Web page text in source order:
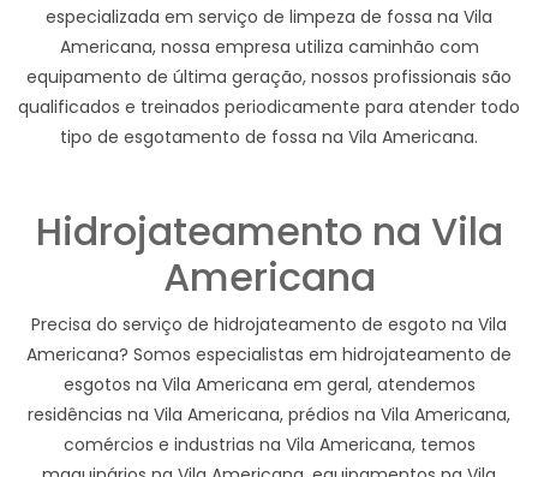
especializada em serviço de limpeza de fossa na Vila
Americana, nossa empresa utiliza caminhão com
equipamento de última geração, nossos profissionais são
qualificados e treinados periodicamente para atender todo
tipo de esgotamento de fossa na Vila Americana.
Hidrojateamento na Vila
Americana
Precisa do serviço de hidrojateamento de esgoto na Vila
Americana? Somos especialistas em hidrojateamento de
esgotos na Vila Americana em geral, atendemos
residências na Vila Americana, prédios na Vila Americana,
comércios e industrias na Vila Americana, temos